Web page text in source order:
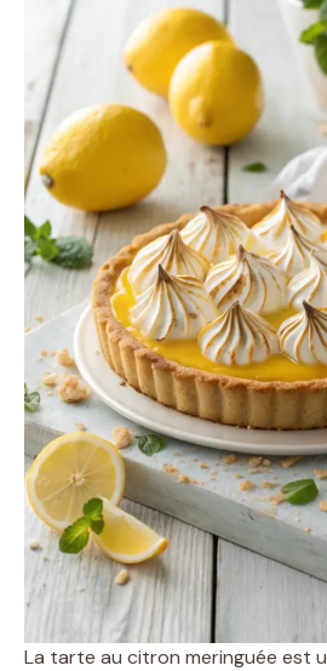
La tarte au citron meringuée est